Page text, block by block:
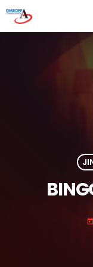
today